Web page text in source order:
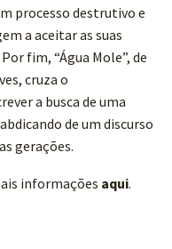
processo destrutivo e
a aceitar as suas
fim, “Água Mole”, de
cruza o
a busca de uma
de um discurso
gerações.
informações aqui.